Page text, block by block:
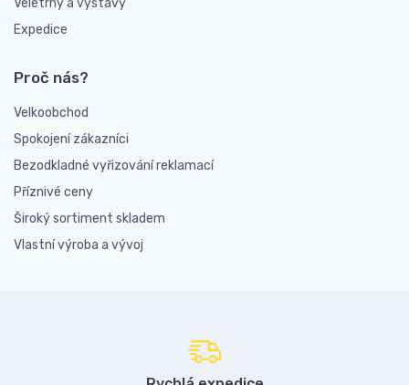
Expedice
Proč nás?
Velkoobchod
Spokojení zákazníci
Bezodkladné vyřizování reklamací
Příznivé ceny
Široký sortiment skladem
Vlastní výroba a vývoj